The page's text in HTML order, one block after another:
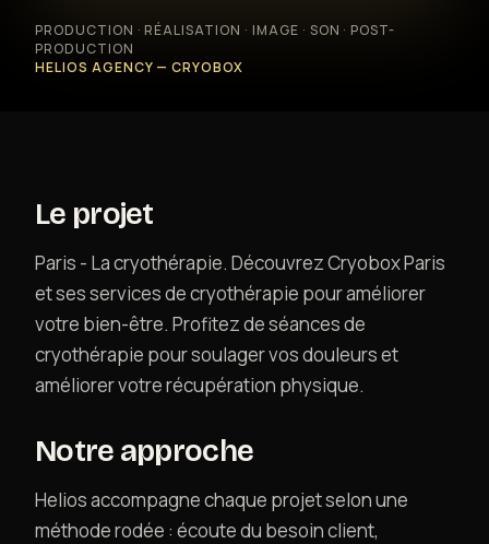
Réalisations
PRODUCTION · RÉALISATION · IMAGE · SON · POST-
PRODUCTION
HELIOS AGENCY — CRYOBOX
Le projet
Paris - La cryothérapie. Découvrez Cryobox Paris
et ses services de cryothérapie pour améliorer
votre bien-être. Profitez de séances de
cryothérapie pour soulager vos douleurs et
améliorer votre récupération physique.
Notre approche
Helios accompagne chaque projet selon une
méthode rodée : écoute du besoin client,